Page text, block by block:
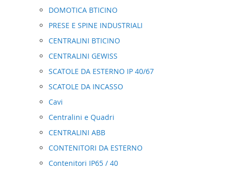
DOMOTICA BTICINO
PRESE E SPINE INDUSTRIALI
CENTRALINI BTICINO
CENTRALINI GEWISS
SCATOLE DA ESTERNO IP 40/67
SCATOLE DA INCASSO
Cavi
Centralini e Quadri
CENTRALINI ABB
CONTENITORI DA ESTERNO
Contenitori IP65 / 40